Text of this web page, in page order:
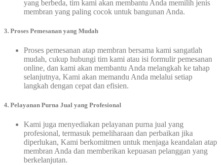
yang berbeda, tim kami akan membantu Anda memilih jenis
membran yang paling cocok untuk bangunan Anda.
3. Proses Pemesanan yang Mudah
Proses pemesanan atap membran bersama kami sangatlah
mudah, cukup hubungi tim kami atau isi formulir pemesanan
online, dan kami akan membantu Anda melangkah ke tahap
selanjutnya, Kami akan memandu Anda melalui setiap
langkah dengan cepat dan efisien.
4. Pelayanan Purna Jual yang Profesional
Kami juga menyediakan pelayanan purna jual yang
profesional, termasuk pemeliharaan dan perbaikan jika
diperlukan, Kami berkomitmen untuk menjaga keandalan atap
membran Anda dan memberikan kepuasan pelanggan yang
berkelanjutan.